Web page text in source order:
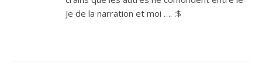
Je de la narration et moi …. :$